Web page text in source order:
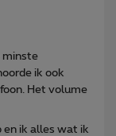
minste
ik ook
Het volume
en ik alles wat ik